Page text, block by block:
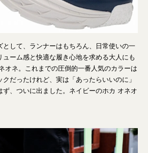
として、ランナーはもちろん、日常使いの一
ューム感と快適な履き心地を求める大人にも
オネ。これまでの圧倒的一番人気のカラーは
だったけれど、実は「あったらいいのに」
ず、ついに出ました。ネイビーのホカ オネオ